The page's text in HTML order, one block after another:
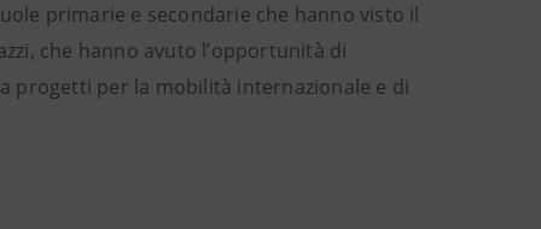
primarie e secondarie che hanno visto il
che hanno avuto l’opportunità di
progetti per la mobilità internazionale e di